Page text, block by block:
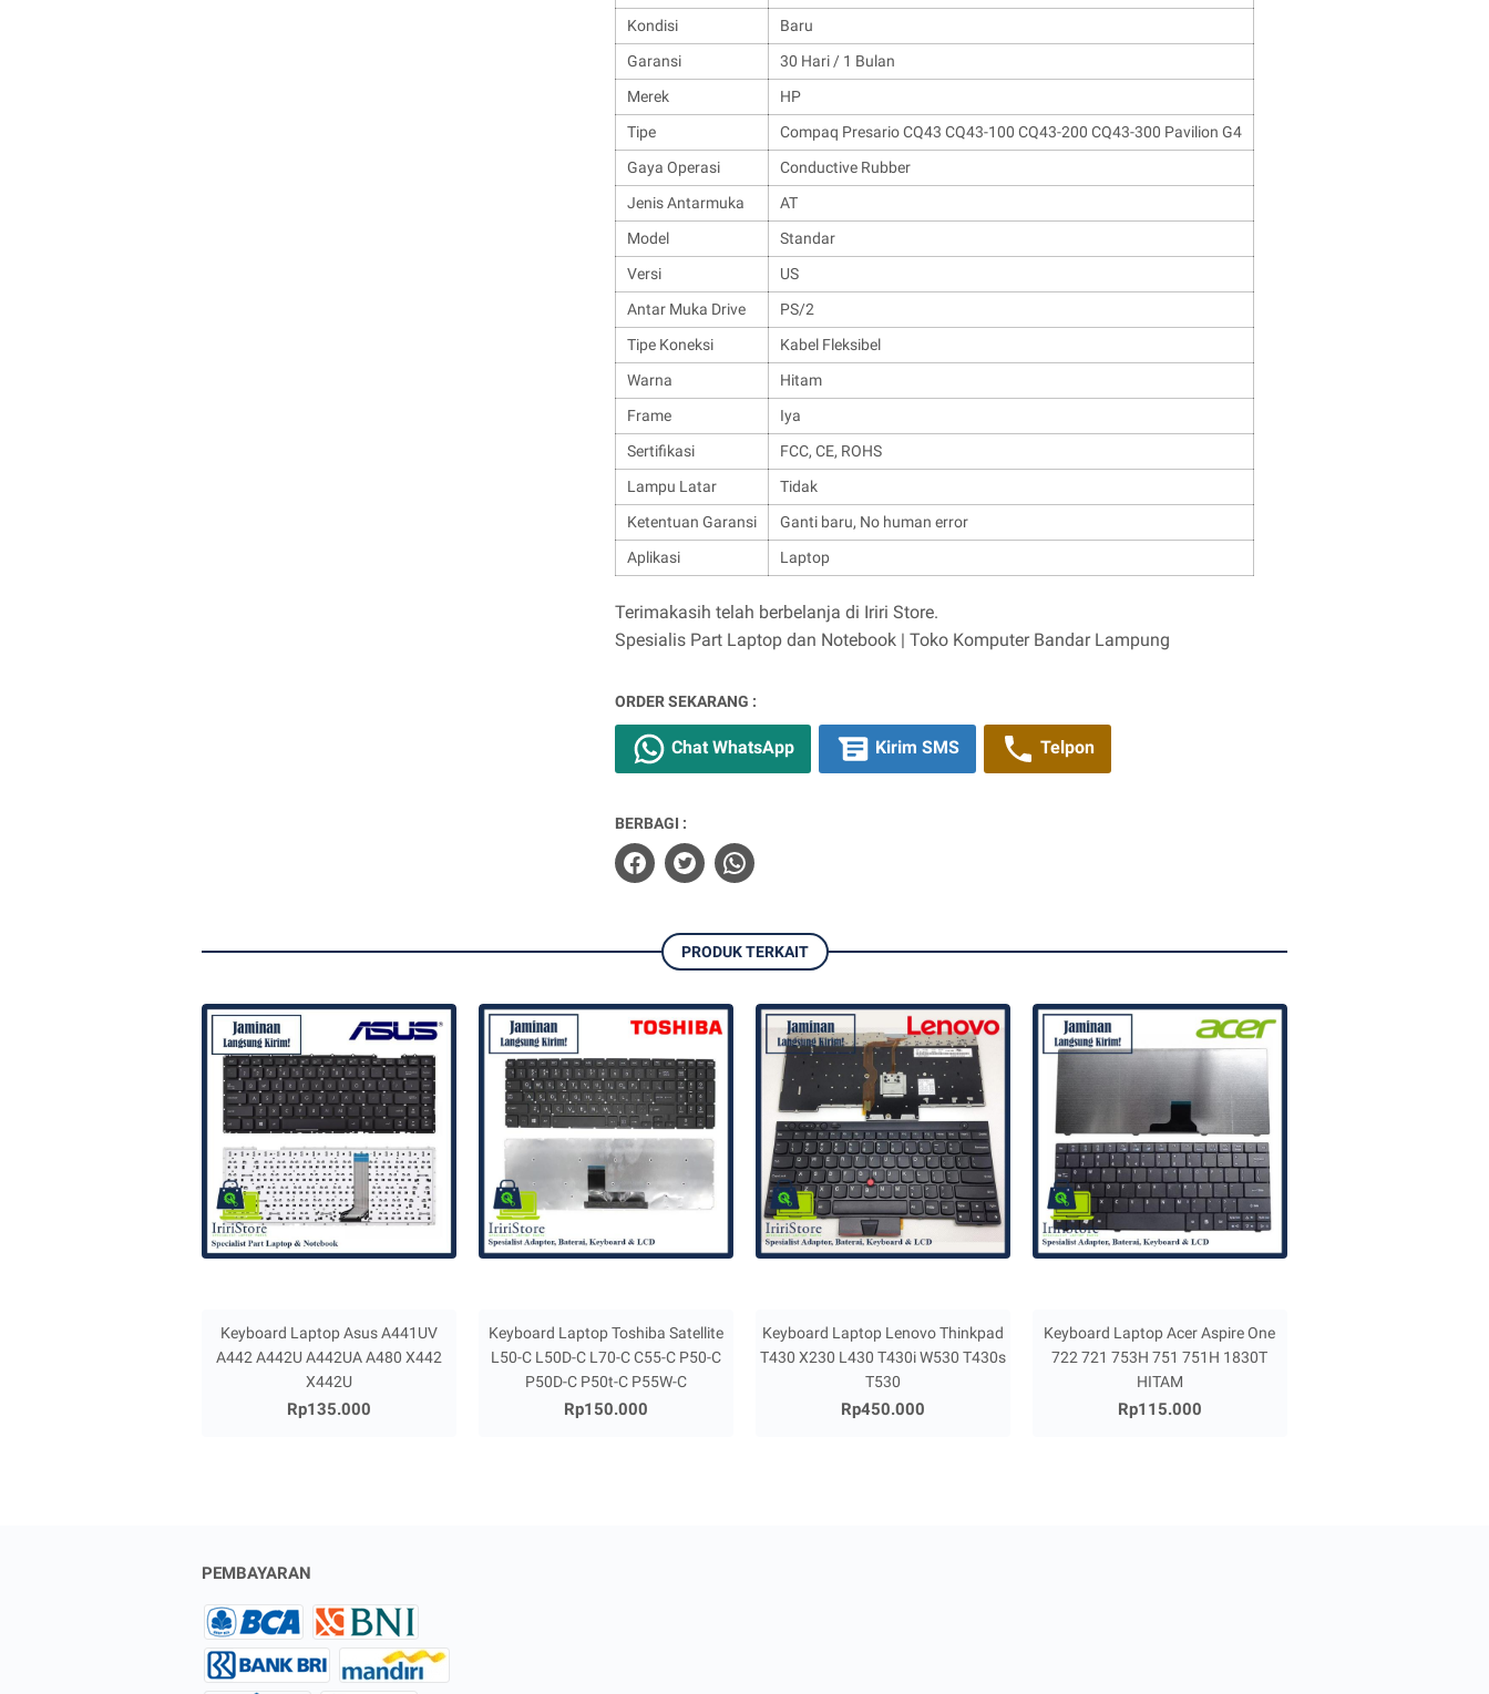
Kondisi
Baru
Garansi
30 Hari / 1 Bulan
Merek
HP
Tipe
Compaq Presario CQ43 CQ43-100 CQ43-200 CQ43-300 Pavilion G4
Gaya Operasi
Conductive Rubber
Jenis Antarmuka
AT
Model
Standar
Versi
US
Antar Muka Drive
PS/2
Tipe Koneksi
Kabel Fleksibel
Warna
Hitam
Frame
Iya
Sertifikasi
FCC, CE, ROHS
Lampu Latar
Tidak
Ketentuan Garansi
Ganti baru, No human error
Aplikasi
Laptop
Terimakasih telah berbelanja di Iriri Store.
Spesialis Part Laptop dan Notebook | Toko Komputer Bandar Lampung
ORDER SEKARANG :
Chat WhatsApp Kirim SMS Telpon
BERBAGI :
PRODUK TERKAIT
Keyboard Laptop Asus A441UV
A442 A442U A442UA A480 X442
X442U
Rp135.000
Keyboard Laptop Toshiba Satellite
L50-C L50D-C L70-C C55-C P50-C
P50D-C P50t-C P55W-C
Rp150.000
Keyboard Laptop Lenovo Thinkpad
T430 X230 L430 T430i W530 T430s
T530
Rp450.000
Keyboard Laptop Acer Aspire One
722 721 753H 751 751H 1830T
HITAM
Rp115.000
PEMBAYARAN